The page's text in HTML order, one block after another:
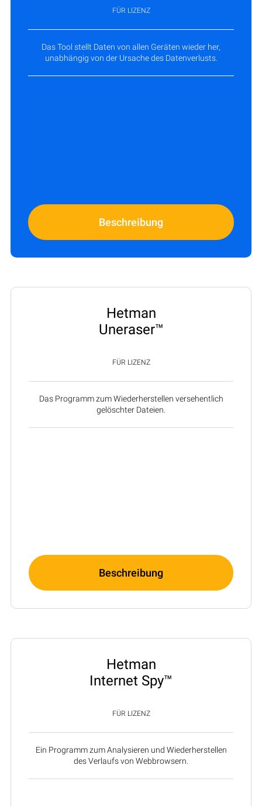
FÜR LIZENZ
Das Tool stellt Daten von allen Geräten wieder her,
unabhängig von der Ursache des Datenverlusts.
Beschreibung
Hetman
Uneraser™
FÜR LIZENZ
Das Programm zum Wiederherstellen versehentlich
gelöschter Dateien.
Beschreibung
Hetman
Internet Spy™
FÜR LIZENZ
Ein Programm zum Analysieren und Wiederherstellen
des Verlaufs von Webbrowsern.